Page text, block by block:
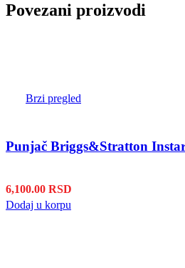
Povezani proizvodi
Brzi pregled
Punjač Briggs&Stratton
6,100.00 RSD
Dodaj u korpu